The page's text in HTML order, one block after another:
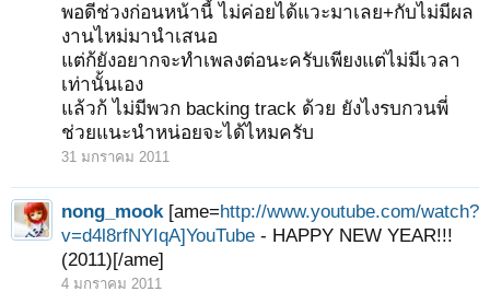
พอดีช่วงก่อนหน้านี้ ไม่ค่อยได้แวะมาเลย+กับไม่มีผล
งานไหม่มานำเสนอ
แต่ก้ยังอยากจะทำเพลงต่อนะครับเพียงแต่ไม่มีเวลา
เท่านั้นเอง
แล้วก้ ไม่มีพวก backing track ด้วย ยังไงรบกวนพี่
ช่วยแนะนำหน่อยจะได้ไหมครับ
31 มกราคม 2011
nong_mook [ame=http://www.youtube.com/watch?
v=d4l8rfNYIqA]YouTube - HAPPY NEW YEAR!!!
(2011)[/ame]
4 มกราคม 2011